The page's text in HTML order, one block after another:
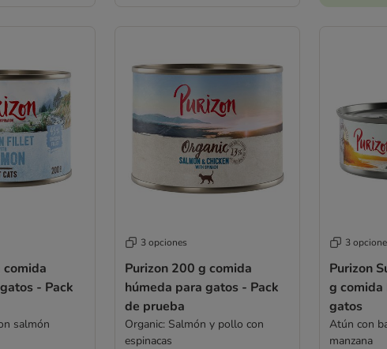
comida
- Pack
salmón
3 opciones
Purizon 200 g comida
húmeda para gatos - Pack
de prueba
Organic: Salmón y pollo con
espinacas
3
Purizon
g comida
gatos
Atún con
manzana